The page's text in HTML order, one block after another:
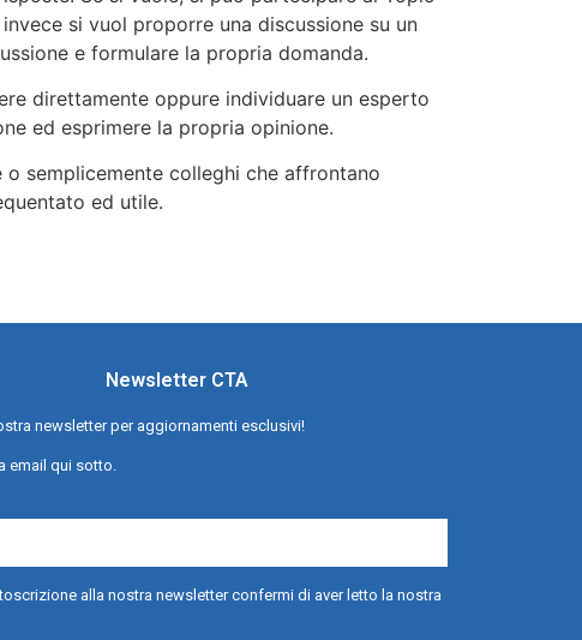
si vuol proporre una discussione su un
e formulare la propria domanda.
direttamente oppure individuare un esperto
ed esprimere la propria opinione.
semplicemente colleghi che affrontano
ed utile.
Newsletter CTA
newsletter per aggiornamenti esclusivi!
email qui sotto.
alla nostra newsletter confermi di aver letto la nostra